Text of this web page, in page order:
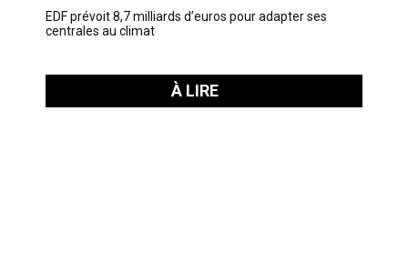
EDF prévoit 8,7 milliards d’euros pour adapter ses
centrales au climat
À LIRE